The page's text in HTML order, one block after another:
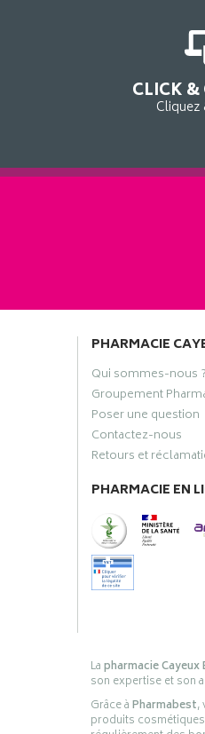
CLICK
Cliquez
PHARMACIE
Qui sommes-nous ?
Groupement
Poser une question
Contactez-nous
Retours et
PHARMACIE EN
Lapharmacie
son expertise et son
Grâce àPharmabest,
produits